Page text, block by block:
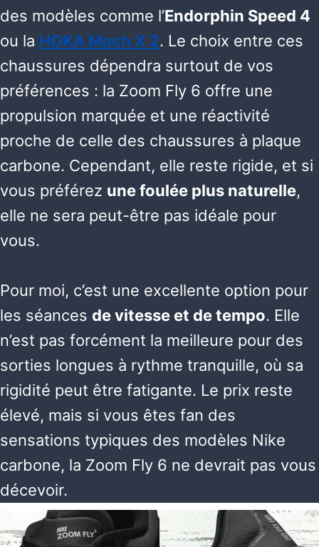
des modèles comme l’Endorphin Speed 4
ou la HOKA Mach X 2. Le choix entre ces
chaussures dépendra surtout de vos
préférences : la Zoom Fly 6 offre une
propulsion marquée et une réactivité
proche de celle des chaussures à plaque
carbone. Cependant, elle reste rigide, et si
vous préférez une foulée plus naturelle,
elle ne sera peut-être pas idéale pour
vous.
Pour moi, c’est une excellente option pour
les séances de vitesse et de tempo. Elle
n’est pas forcément la meilleure pour des
sorties longues à rythme tranquille, où sa
rigidité peut être fatigante. Le prix reste
élevé, mais si vous êtes fan des
sensations typiques des modèles Nike
carbone, la Zoom Fly 6 ne devrait pas vous
décevoir.